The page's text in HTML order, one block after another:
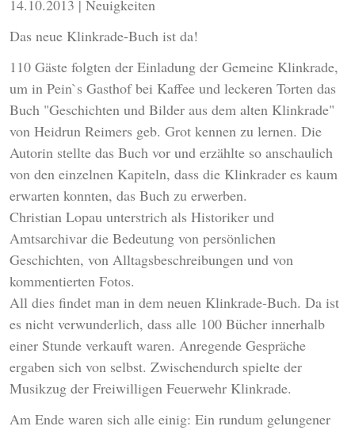
14.10.2013 | Neuigkeiten
Das neue Klinkrade-Buch ist da!
110 Gäste folgten der Einladung der Gemeine Klinkrade,
um in Pein`s Gasthof bei Kaffee und leckeren Torten das
Buch "Geschichten und Bilder aus dem alten Klinkrade"
von Heidrun Reimers geb. Grot kennen zu lernen. Die
Autorin stellte das Buch vor und erzählte so anschaulich
von den einzelnen Kapiteln, dass die Klinkrader es kaum
erwarten konnten, das Buch zu erwerben.
Christian Lopau unterstrich als Historiker und
Amtsarchivar die Bedeutung von persönlichen
Geschichten, von Alltagsbeschreibungen und von
kommentierten Fotos.
All dies findet man in dem neuen Klinkrade-Buch. Da ist
es nicht verwunderlich, dass alle 100 Bücher innerhalb
einer Stunde verkauft waren. Anregende Gespräche
ergaben sich von selbst. Zwischendurch spielte der
Musikzug der Freiwilligen Feuerwehr Klinkrade.
Am Ende waren sich alle einig: Ein rundum gelungener